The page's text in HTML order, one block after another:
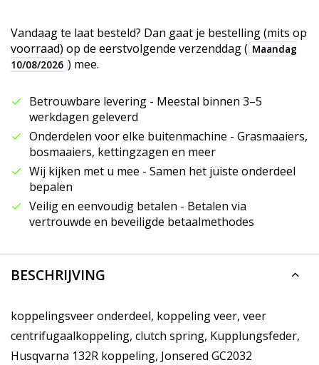
Vandaag te laat besteld? Dan gaat je bestelling (mits op
voorraad) op de eerstvolgende verzenddag ( Maandag
10/08/2026 ) mee.
Betrouwbare levering - Meestal binnen 3–5
werkdagen geleverd
Onderdelen voor elke buitenmachine - Grasmaaiers,
bosmaaiers, kettingzagen en meer
Wij kijken met u mee - Samen het juiste onderdeel
bepalen
Veilig en eenvoudig betalen - Betalen via
vertrouwde en beveiligde betaalmethodes
BESCHRIJVING
koppelingsveer onderdeel, koppeling veer, veer
centrifugaalkoppeling, clutch spring, Kupplungsfeder,
Husqvarna 132R koppeling, Jonsered GC2032